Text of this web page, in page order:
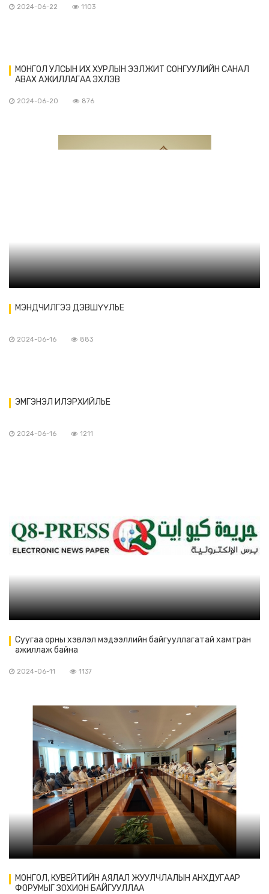
2024-06-22 1103
МОНГОЛ УЛСЫН ИХ ХУРЛЫН ЭЭЛЖИТ СОНГУУЛИЙН САНАЛ
АВАХ АЖИЛЛАГАА ЭХЛЭВ
2024-06-20 876
МЭНДЧИЛГЭЭ ДЭВШҮҮЛЬЕ
2024-06-16 883
ЭМГЭНЭЛ ИЛЭРХИЙЛЬЕ
2024-06-16 1211
Суугаа орны хэвлэл мэдээллийн байгууллагатай хамтран
ажиллаж байна
2024-06-11 1137
МОНГОЛ, КУВЕЙТИЙН АЯЛАЛ ЖУУЛЧЛАЛЫН АНХДУГААР
ФОРУМЫГ ЗОХИОН БАЙГУУЛЛАА